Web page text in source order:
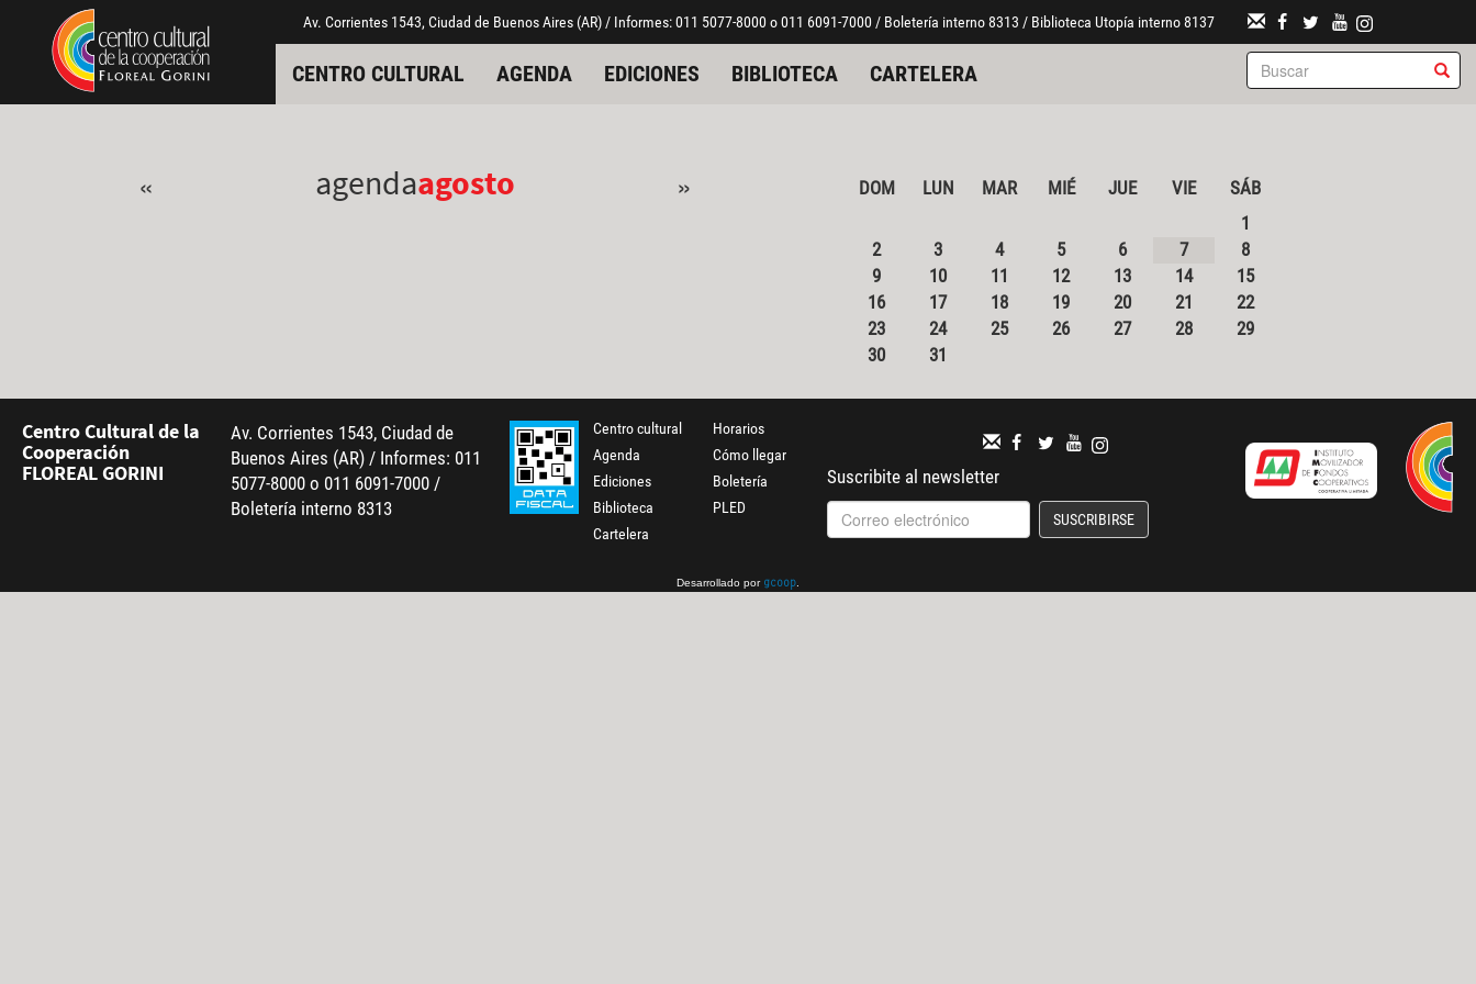
Pasar al contenido principal
Jump to main content Av. Corrientes 1543, Ciudad de Buenos Aires (AR) / Informes: 011 5077-8000 o 011 6091-7000 / Boletería interno 8313 / Biblioteca Utopía interno 8137
CENTRO CULTURAL AGENDA EDICIONES BIBLIOTECA CARTELERA
« agendaagosto » DOM LUN MAR MIÉ JUE VIE
SÁB
1
2
3 4 5 6 7
8
9
10 11 12 13 14
15
16
17 18 19 20 21
22
23
24 25 26 27 28
29
30
31
Centro Cultural de la
Cooperación
FLOREAL GORINI
Av. Corrientes 1543, Ciudad de
Buenos Aires (AR) / Informes: 011
5077-8000 o 011 6091-7000 /
Boletería interno 8313
Centro cultural
Agenda
Ediciones
Biblioteca
Cartelera
Horarios
Cómo llegar
Boletería
PLED
Suscribite al newsletter
SUSCRIBIRSE
Desarrollado por gcoop